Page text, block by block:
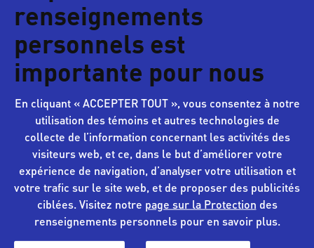
renseignements
personnels est
importante pour nous
En cliquant « ACCEPTER TOUT », vous consentez à notre
utilisation des témoins et autres technologies de
collecte de l’information concernant les activités des
visiteurs web, et ce, dans le but d’améliorer votre
expérience de navigation, d’analyser votre utilisation et
votre trafic sur le site web, et de proposer des publicités
ciblées. Visitez notre page sur la Protection des
renseignements personnels pour en savoir plus.